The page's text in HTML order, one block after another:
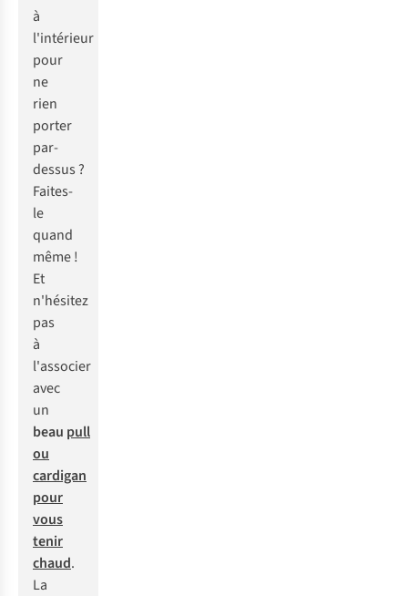
à
l'intérieur
pour
ne
rien
porter
par-
dessus ?
Faites-
le
quand
même !
Et
n'hésitez
pas
à
l'associer
avec
un
beau pull
ou
cardigan
pour
vous
tenir
chaud.
La